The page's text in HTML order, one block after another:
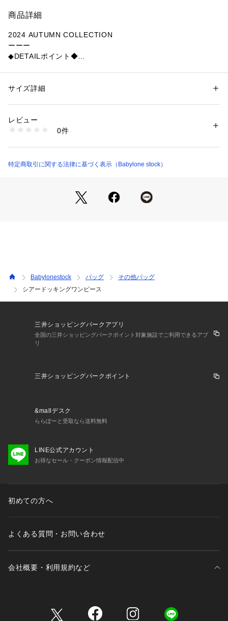
商品詳細
2024 AUTUMN COLLECTION
ーーー
◆DETAILポイント◆
で、楽な着心地ながらきちんと感を演出しています。
ーーー
です。表面が滑らかで布帛ライクな綺麗見えと伸縮性の良さを
【BABYLONE / バビロン】
性別：レディース
商品番号：
145579 （ショップ）
サイズ詳細
レビュー
0件
特定商取引に関する法律に基づく表示（Babylone stock）
Babylonestock バッグ
その他バッグ
シアードッキングワンピース
三井ショッピングパークアプリ
全国の三井ショッピングパークポイント対象施設でご利用できるアプ
リ
三井ショッピングパークポイント
&mallデスク
ららぽーと受取なら送料無料
LINE公式アカウント
お得なセール・クーポン情報配信中
初めての方へ
よくある質問・お問い合わせ
会社概要・利用規約など